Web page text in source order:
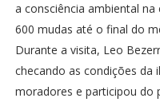
a consciência ambiental
600 mudas até o final do
Durante a visita, Leo
checando as condições da
moradores e participou do